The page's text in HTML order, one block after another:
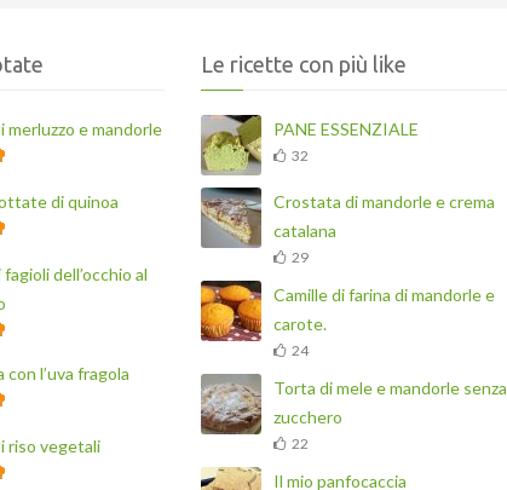
merluzzo e mandorle
di quinoa
dell’occhio al
con l’uva fragola
riso vegetali
Le ricette con più like
PANE ESSENZIALE
32
Crostata di mandorle e crema
catalana
29
Camille di farina di mandorle e
carote.
24
Torta di mele e mandorle senza
zucchero
22
Il mio panfocaccia